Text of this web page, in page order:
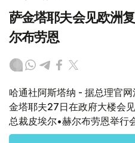
萨金塔耶夫会见欧洲
尔布劳恩
哈通社阿斯塔纳 - 据总理官
金塔耶夫27日在政府大楼会
总裁皮埃尔•赫尔布劳恩举行